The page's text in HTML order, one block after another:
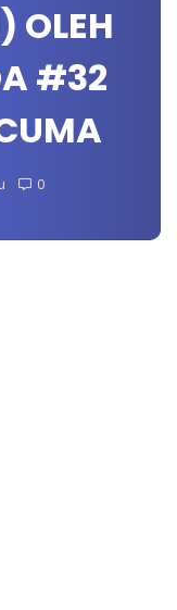
OLEH
#32
0